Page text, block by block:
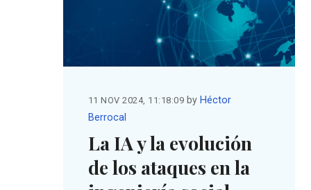
11 NOV 2024, 11:18:09 by Héctor
Berrocal
La IA y la evolución
de los ataques en la